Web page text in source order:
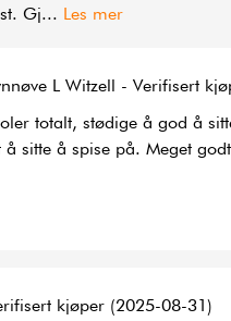
Gj... Les mer
L Witzell - Verifisert
totalt, stødige å god å
å sitte å spise på. Meget
kjøper (2025-08-31)